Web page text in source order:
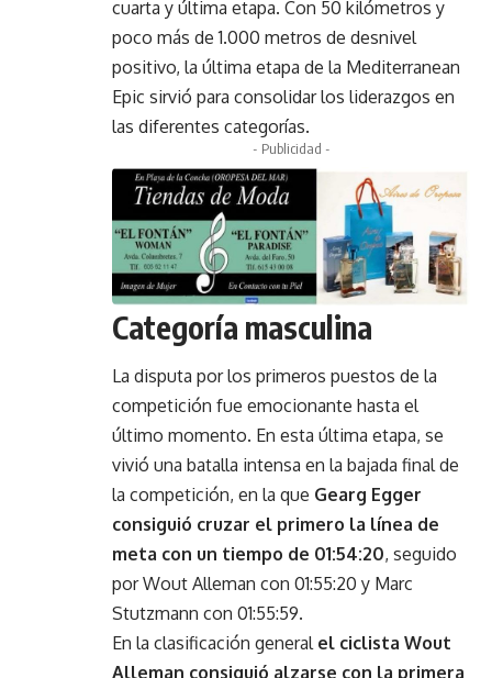
cuarta y última etapa. Con 50 kilómetros y
poco más de 1.000 metros de desnivel
positivo, la última etapa de la Mediterranean
Epic sirvió para consolidar los liderazgos en
las diferentes categorías.
- Publicidad -
Categoría masculina
La disputa por los primeros puestos de la
competición fue emocionante hasta el
último momento. En esta última etapa, se
vivió una batalla intensa en la bajada final de
la competición, en la que Gearg Egger
consiguió cruzar el primero la línea de
meta con un tiempo de 01:54:20, seguido
por Wout Alleman con 01:55:20 y Marc
Stutzmann con 01:55:59.
En la clasificación general el ciclista Wout
Alleman consiguió alzarse con la primera